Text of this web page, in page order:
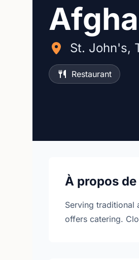
St. John's,
Restaurant
À propos
Serving traditional
offers catering.